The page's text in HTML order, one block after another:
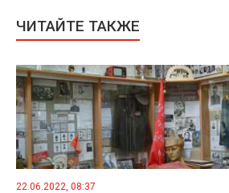
ЧИТАЙТЕ ТАКЖЕ
22.06.2022, 08:37